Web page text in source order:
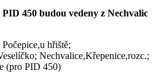
450 budou vedeny z Nechvalic
Počepice,u hřiště;
Nechvalice,Křepenice,rozc.;
(pro PID 450)